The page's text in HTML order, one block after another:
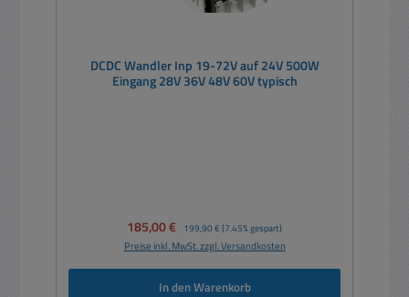
DCDC Wandler Inp 19-72V auf 24V 500W
Eingang 28V 36V 48V 60V typisch
Verkaufspreis:
185,00 € Regulärer Preis:
199,90 € (7.45% gespart)
Preise inkl. MwSt. zzgl. Versandkosten
In den Warenkorb